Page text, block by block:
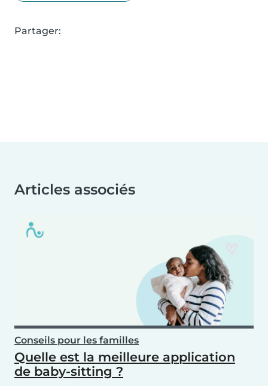
Partager:
Articles associés
Conseils pour les familles
Quelle est la meilleure application
de baby-sitting ?